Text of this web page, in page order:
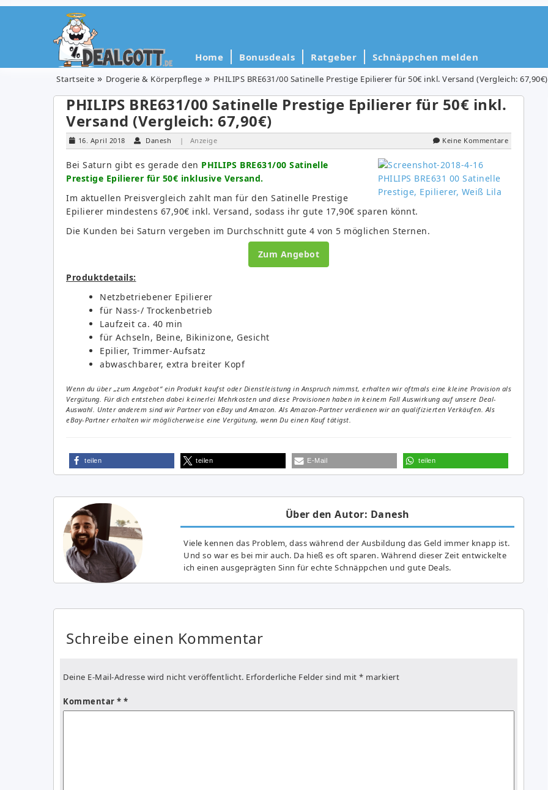
Home Bonusdeals Ratgeber Schnäppchen melden
Startseite Drogerie & Körperpflege PHILIPS BRE631/00 Satinelle Prestige Epilierer für 50€ inkl. Versand (Vergleich: 67,90€)
PHILIPS BRE631/00 Satinelle Prestige Epilierer für 50€ inkl.
Versand (Vergleich: 67,90€)
16. April 2018 Danesh | Anzeige Keine Kommentare
Bei Saturn gibt es gerade den PHILIPS BRE631/00 Satinelle
Prestige Epilierer für 50€ inklusive Versand.
Im aktuellen Preisvergleich zahlt man für den Satinelle Prestige
Epilierer mindestens 67,90€ inkl. Versand, sodass ihr gute 17,90€ sparen könnt.
Die Kunden bei Saturn vergeben im Durchschnitt gute 4 von 5 möglichen Sternen.
Zum Angebot
Produktdetails:
Netzbetriebener Epilierer
für Nass-/ Trockenbetrieb
Laufzeit ca. 40 min
für Achseln, Beine, Bikinizone, Gesicht
Epilier, Trimmer-Aufsatz
abwaschbarer, extra breiter Kopf
Wenn du über „zum Angebot“ ein Produkt kaufst oder Dienstleistung in Anspruch nimmst, erhalten wir oftmals eine kleine Provision als
Vergütung. Für dich entstehen dabei keinerlei Mehrkosten und diese Provisionen haben in keinem Fall Auswirkung auf unsere Deal-
Auswahl. Unter anderem sind wir Partner von eBay und Amazon. Als Amazon-Partner verdienen wir an qualifizierten Verkäufen. Als
eBay-Partner erhalten wir möglicherweise eine Vergütung, wenn Du einen Kauf tätigst.
teilen teilen E-Mail teilen
Über den Autor: Danesh
Viele kennen das Problem, dass während der Ausbildung das Geld immer knapp ist.
Und so war es bei mir auch. Da hieß es oft sparen. Während dieser Zeit entwickelte
ich einen ausgeprägten Sinn für echte Schnäppchen und gute Deals.
Schreibe einen Kommentar
Deine E-Mail-Adresse wird nicht veröffentlicht. Erforderliche Felder sind mit * markiert
Kommentar *